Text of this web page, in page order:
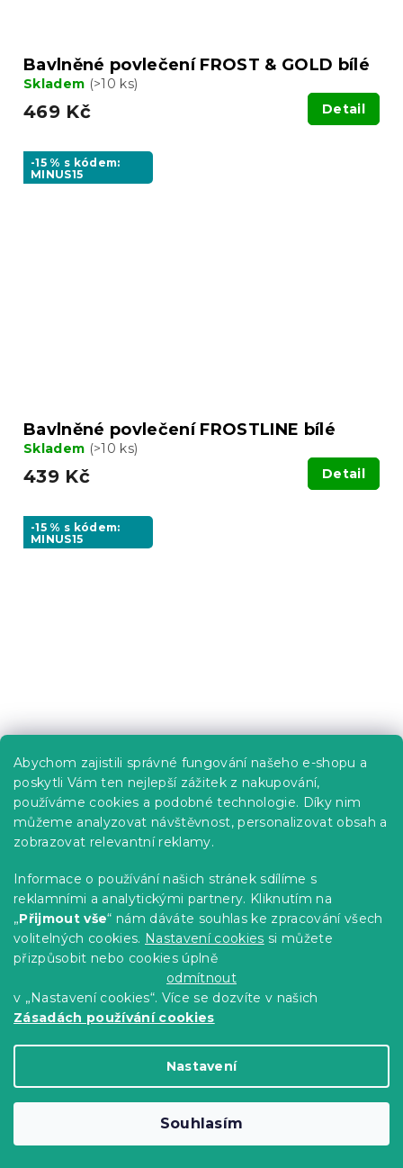
Abychom zajistili správné fungování našeho e-shopu a
poskytli Vám ten nejlepší zážitek z nakupování,
používáme cookies a podobné technologie. Díky nim
můžeme analyzovat návštěvnost, personalizovat obsah a
zobrazovat relevantní reklamy.
Informace o používání našich stránek sdílíme s
reklamními a analytickými partnery. Kliknutím na
„Přijmout vše“ nám dáváte souhlas ke zpracování všech
volitelných cookies. Nastavení cookies si můžete
přizpůsobit nebo cookies úplně
odmítnout
v „Nastavení cookies“. Více se dozvíte v našich
Zásadách používání cookies
Nastavení
Souhlasím
Bavlněné povlečení FROST & GOLD bílé
Skladem (>10 ks)
469 Kč Detail
-15 % s kódem:
MINUS15
Bavlněné povlečení FROSTLINE bílé
Skladem (>10 ks)
439 Kč Detail
-15 % s kódem:
MINUS15
Bavlněné povlečení GINGER REST bílé
Skladem (>10 ks)
469 Kč
-15 % s kódem:
MINUS15